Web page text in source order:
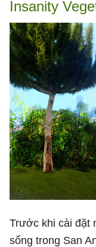
Insanity
Trước khi cài đặt
sống trong San